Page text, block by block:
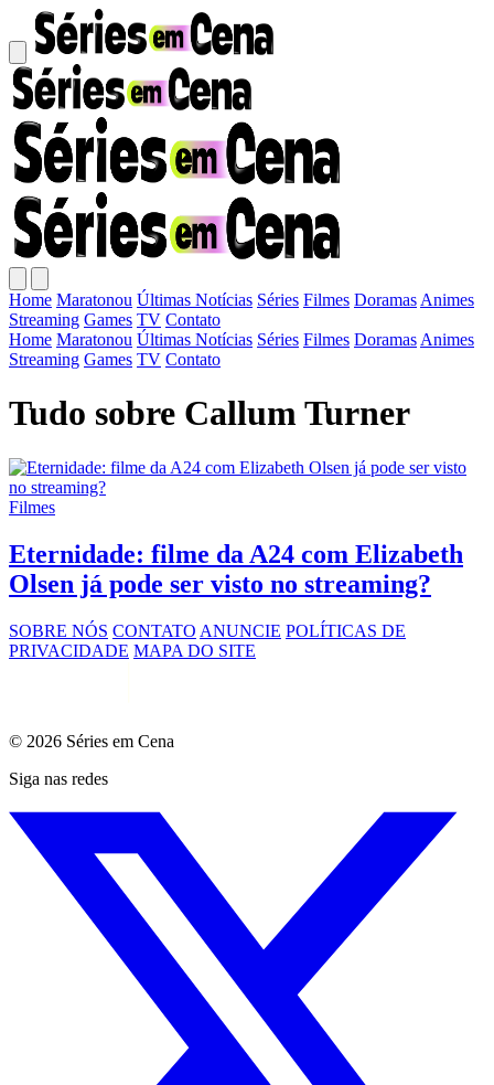
Home Maratonou Últimas Notícias Séries Filmes Doramas Animes
Streaming Games TV Contato
Home Maratonou Últimas Notícias Séries Filmes Doramas Animes
Streaming Games TV Contato
Tudo sobre Callum Turner
Filmes
Eternidade: filme da A24 com Elizabeth
Olsen já pode ser visto no streaming?
SOBRE NÓS CONTATO ANUNCIE POLÍTICAS DE
PRIVACIDADE MAPA DO SITE
© 2026 Séries em Cena
Siga nas redes